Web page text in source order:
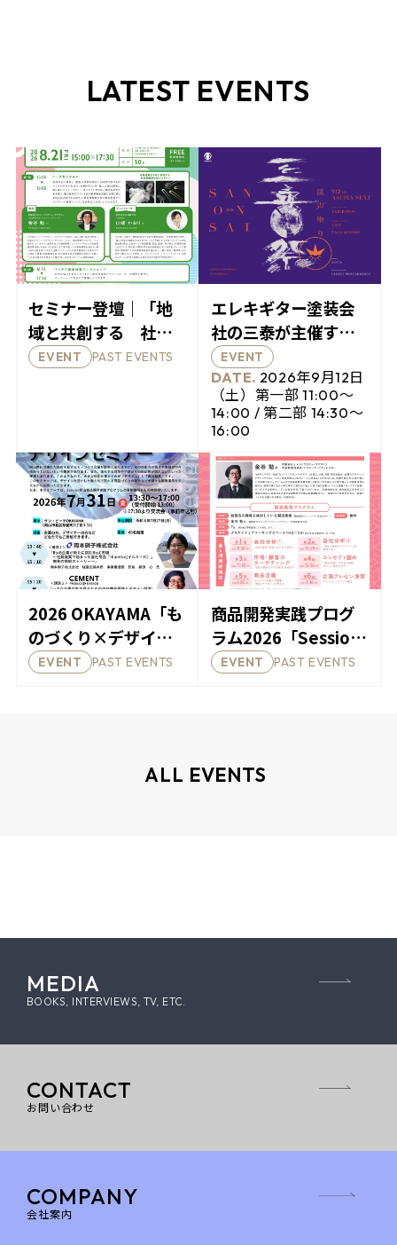
LATEST EVENTS
セミナー登壇｜「地
域と共創する 社会
課題解決型プロダク
会」が開催
EVENT PAST EVENTS
エレキギター塗装会
社の三泰が主催する
展覧イベント、「三
音祭 2026」開催のお
知らせ
EVENT
2026年9月12日
（土）第一部 11:00〜
14:00 / 第二部 14:30〜
16:00
2026 OKAYAMA「も
のづくり×デザイン
セミナー」を開催し
EVENT PAST EVENTS
商品開発実践プログ
ラム2026「Session
岡山」の受講者を募
EVENT PAST EVENTS
ALL EVENTS
MEDIA
BOOKS, INTERVIEWS, TV, ETC.
CONTACT
お問い合わせ
COMPANY
会社案内